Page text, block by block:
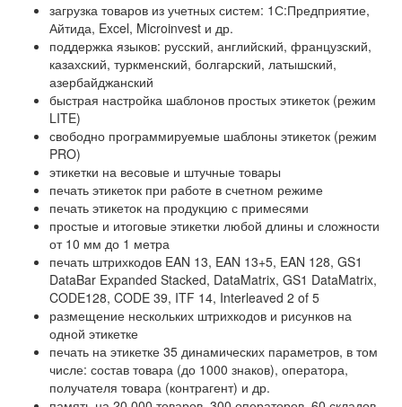
загрузка товаров из учетных систем: 1С:Предприятие,
Айтида, Excel, Microinvest и др.
поддержка языков: русский, английский, французский,
казахский, туркменский, болгарский, латышский,
азербайджанский
быстрая настройка шаблонов простых этикеток (режим
LITE)
свободно программируемые шаблоны этикеток (режим
PRO)
этикетки на весовые и штучные товары
печать этикеток при работе в счетном режиме
печать этикеток на продукцию с примесями
простые и итоговые этикетки любой длины и сложности
от 10 мм до 1 метра
печать штрихкодов EAN 13, EAN 13+5, EAN 128, GS1
DataBar Expanded Stacked, DataMatrix, GS1 DataMatrix,
CODE128, CODE 39, ITF 14, Interleaved 2 of 5
размещение нескольких штрихкодов и рисунков на
одной этикетке
печать на этикетке 35 динамических параметров, в том
числе: состав товара (до 1000 знаков), оператора,
получателя товара (контрагент) и др.